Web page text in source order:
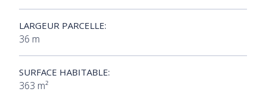
LARGEUR PARCELLE:
36 m
SURFACE HABITABLE:
363 m²